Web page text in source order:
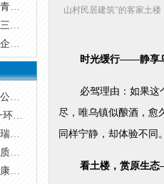
世界最大40万吨矿船正式靠泊青岛港
交通运输部三级应急响应防御三股台风
关于修改《公路水运工程监理企业 资质管理规定》的决定
铁路总公司出台《中国铁路总公司关于规范非控股合资铁路建设项目管理的指导意见》
京津冀交通一体化先行 打造一环六射公路大通道
中铁山桥集团副总工程师胡广瑞荣获“十大桥梁人物”称号
全国人大代表张德华：玉溪高质量发展的基础在交通
兰考至沈丘高速公路兰考至太康段环境影响评价第一次公示
山村民居建筑”的客家土
时光缓行——静享
必驾理由：如果这
尽，唯乌镇似酿酒，愈
同样宁静，却体验不同
看土楼，赏原生